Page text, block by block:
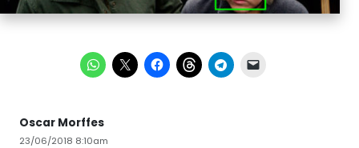
Oscar Morffes
23/06/2018 8:10am